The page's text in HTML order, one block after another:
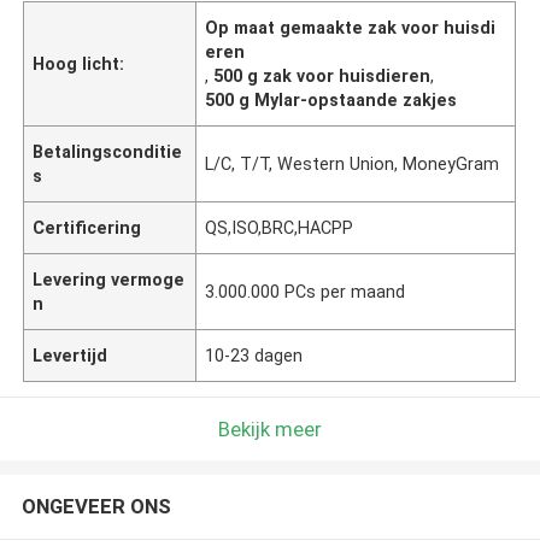
Hoog licht:
Op maat gemaakte zak voor huisdi
eren
, 500 g zak voor huisdieren,
500 g Mylar-opstaande zakjes
Betalingsconditie
s
L/C, T/T, Western Union, MoneyGram
Certificering QS,ISO,BRC,HACPP
Levering vermoge
n
3.000.000 PCs per maand
Levertijd 10-23 dagen
Bekijk meer
ONGEVEER ONS